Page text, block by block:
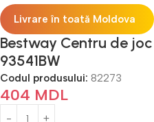
Livrare în toată Moldova
Bestway Centru de joc
93541BW
Codul produsului: 82273
404 MDL